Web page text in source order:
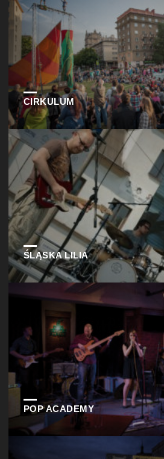
CIRKULUM
ŚLĄSKA LILIA
POP ACADEMY